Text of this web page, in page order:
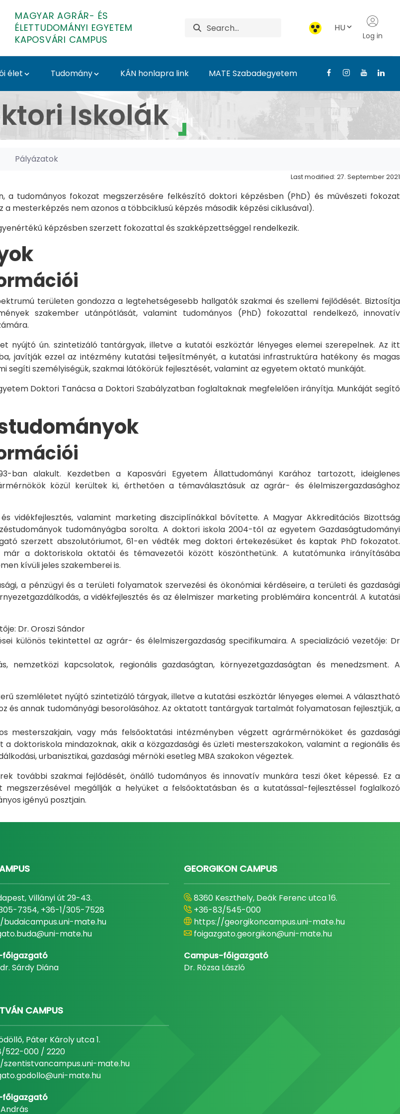
MAGYAR AGRÁR- ÉS
ÉLETTUDOMÁNYI EGYETEM
KAPOSVÁRI CAMPUS
HU
Log in
élet Tudomány KÁN honlapra link MATE Szabadegyetem
CampusIskolák
Pályázatok
Last modified: 27. September 2021
tudományos fokozat megszerzésére felkészítő doktori képzésben (PhD) és művészeti fokozat
mesterképzés nem azonos a többciklusú képzés második képzési ciklusával).
képzésben szerzett fokozattal és szakképzettséggel rendelkezik.
területen gondozza a legtehetségesebb hallgatók szakmai és szellemi fejlődését. Biztosítja
szakember utánpótlását, valamint tudományos (PhD) fokozattal rendelkező, innovatív
nyújtó ún. szintetizáló tantárgyak, illetve a kutatói eszköztár lényeges elemei szerepelnek. Az itt
javítják ezzel az intézmény kutatási teljesítményét, a kutatási infrastruktúra hatékony és magas
segíti személyiségük, szakmai látókörük fejlesztését, valamint az egyetem oktató munkáját.
Doktori Tanácsa a Doktori Szabályzatban foglaltaknak megfelelően irányítja. Munkáját segítő
ban alakult. Kezdetben a Kaposvári Egyetem Állattudományi Karához tartozott, ideiglenes
közül kerültek ki, érthetően a témaválasztásuk az agrár- és élelmiszergazdasághoz
valamint marketing diszciplínákkal bővítette. A Magyar Akkreditációs Bizottság
tudományágba sorolta. A doktori iskola 2004-től az egyetem Gazdaságtudományi
szerzett abszolutóriumot, 61-en védték meg doktori értekezésüket és kaptak PhD fokozatot.
a doktoriskola oktatói és témavezetői között köszönthetünk. A kutatómunka irányításába
kívüli jeles szakemberei is.
a pénzügyi és a területi folyamatok szervezési és ökonómiai kérdéseire, a területi és gazdasági
a vidékfejlesztés és az élelmiszer marketing problémáira koncentrál. A kutatási
Dr. Oroszi Sándor
különös tekintettel az agrár- és élelmiszergazdaság specifikumaira. A specializáció vezetője: Dr
nemzetközi kapcsolatok, regionális gazdaságtan, környezetgazdaságtan és menedzsment. A
szemléletet nyújtó szintetizáló tárgyak, illetve a kutatási eszköztár lényeges elemei. A választható
és annak tudományági besorolásához. Az oktatott tantárgyak tartalmát folyamatosan fejlesztjük, a
mesterszakjain, vagy más felsőoktatási intézményben végzett agrármérnököket és gazdasági
doktoriskola mindazoknak, akik a közgazdasági és üzleti mesterszakokon, valamint a regionális és
urbanisztikai, gazdasági mérnöki esetleg MBA szakokon végeztek.
további szakmai fejlődését, önálló tudományos és innovatív munkára teszi őket képessé. Ez a
megállják a helyüket a felsőoktatásban és a kutatással-fejlesztéssel foglalkozó
igényű posztjain.
Villányi út 29-43.
7354, +36-1/305-7528
mate.hu
mate.hu
főigazgató
Sárdy Diána
GEORGIKON CAMPUS
8360 Keszthely, Deák Ferenc utca 16.
+36-83/545-000
https://georgikoncampus.uni-mate.hu
foigazgato.georgikon@uni-mate.hu
Campus-főigazgató
Dr. Rózsa László
CAMPUS
Páter Károly utca 1.
522-000 / 2220
mate.hu
mate.hu
főigazgató